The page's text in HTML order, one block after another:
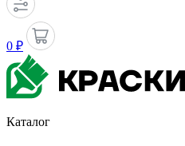
0 ₽
Каталог